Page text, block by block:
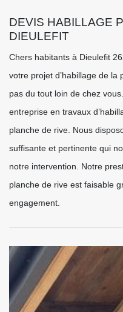
DEVIS HABILLAGE
DIEULEFIT
Chers habitants à Dieulefit
votre projet d’habillage de
pas du tout loin de chez
entreprise en travaux
planche de rive. Nous
suffisante et pertinente qui
notre intervention. Notre
planche de rive est faisable
engagement.